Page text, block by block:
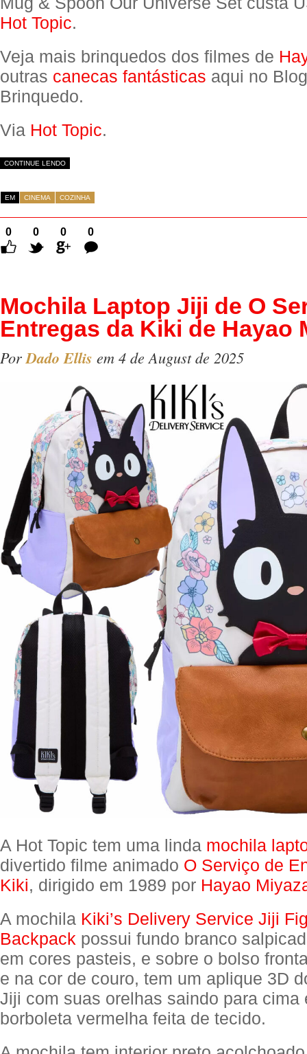
Hot Topic.
Veja mais brinquedos dos filmes de
outras canecas fantásticas aqui no
Brinquedo.
Via Hot Topic.
CONTINUE LENDO
EM CINEMA COZINHA
0 0 0
0
Comentários
Mochila Laptop Jiji de O
Entregas da Kiki de Hayao
PorDado Ellis em 4 de August de 2025
A Hot Topic tem uma linda mochila
divertido filme animado O Serviço de
Kiki, dirigido em 1989 por Hayao
A mochila Kiki’s Delivery Service Jiji
Backpack possui fundo branco
em cores pasteis, e sobre o bolso
e na cor de couro, tem um aplique 3D
Jiji com suas orelhas saindo para cima
borboleta vermelha feita de tecido.